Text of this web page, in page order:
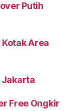
Putih
Area
Jakarta
Free Ongkir